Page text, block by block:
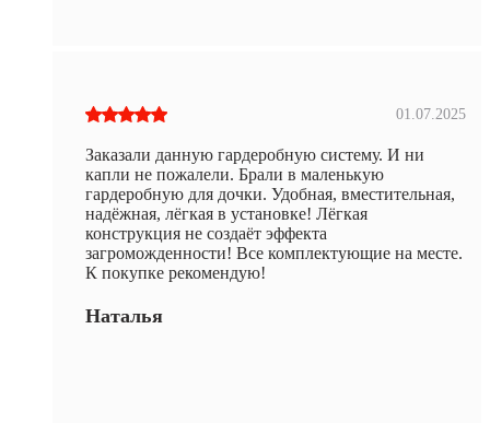
01.07.2025
Заказали данную гардеробную систему. И ни
капли не пожалели. Брали в маленькую
гардеробную для дочки. Удобная, вместительная,
надёжная, лёгкая в установке! Лёгкая
конструкция не создаёт эффекта
загроможденности! Все комплектующие на месте.
К покупке рекомендую!
Наталья